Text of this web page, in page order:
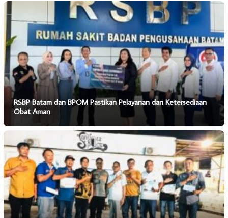
RSBP Batam dan BPOM Pastikan Pelayanan dan Ketersediaan
Obat Aman